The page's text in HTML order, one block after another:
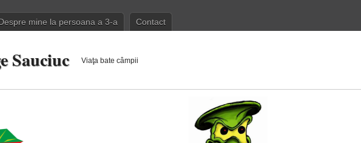
mine la persoana a 3-a Contact
Sauciuc Viaţa bate câmpii